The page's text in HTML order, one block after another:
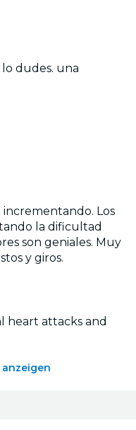
dudes. una
incrementando. Los
la dificultad
son geniales. Muy
y giros.
heart attacks and